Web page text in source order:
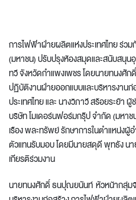
การไฟฟ้าฝ่ายผลิตแห่งประเทศไทย ร่ว
(มหาชน) ปรับปรุงห้องสมุดและสนับสนุน
ทวี จังหวัดกำแพงเพชร โดยนายทนง
ปฏิบัติงานฝ่ายออกแบบและบริหารงาน
ประเทศไทย และ นางวิภาวี สร้อยระย้า
บริษัท โมเดอร์นฟอร์มกรุ๊ป จำกัด (มหาช
เรือง พละทรัพย์ รักษาการในตําแหน่งผู้
ตัวแทนรับมอบ โดยมีนายสดุดี พุทธัง นา
เกียรติร่วมงาน
นายทนงศักดิ์ ธนปุณยนันท์ หัวหน้ากลุ่ม